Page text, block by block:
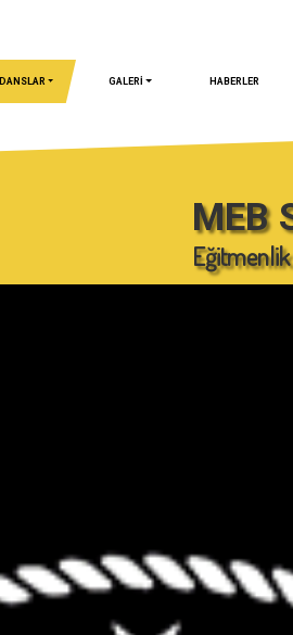
DANSLAR GALERİ HABERLER
MEB